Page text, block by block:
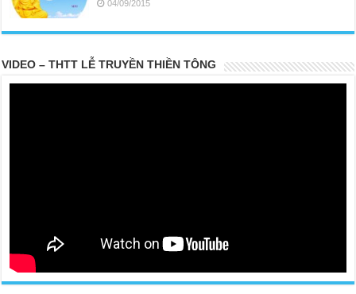
04/09/2015
VIDEO – THTT LỄ TRUYỀN THIỀN TÔNG